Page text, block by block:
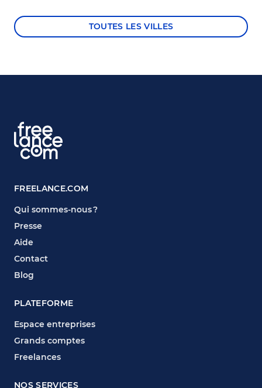
TOUTES LES VILLES
FREELANCE.COM
Qui sommes-nous ?
Presse
Aide
Contact
Blog
PLATEFORME
Espace entreprises
Grands comptes
Freelances
NOS SERVICES